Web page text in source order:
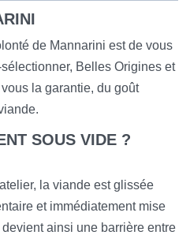
de Mannarini est de vous
Belles Origines et
la garantie, du goût
SOUS VIDE ?
la viande est glissée
et immédiatement mise
ainsi une barrière entre